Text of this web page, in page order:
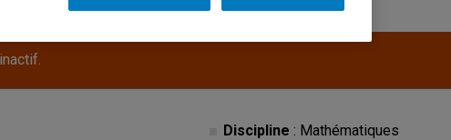
Discipline : Mathématiques